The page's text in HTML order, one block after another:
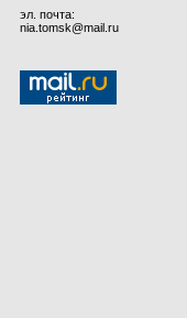
эл. почта:
nia.tomsk@mail.ru